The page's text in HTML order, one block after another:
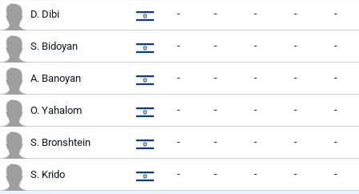
D. Dibi - - - - -
S. Bidoyan - - - - -
A. Banoyan - - - - -
O. Yahalom - - - - -
S. Bronshtein - - - - -
S. Krido - - - - -